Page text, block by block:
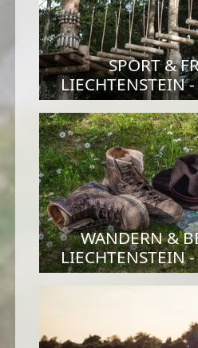
SPORT &
LIECHTENSTEIN
WANDERN &
LIECHTENSTEIN